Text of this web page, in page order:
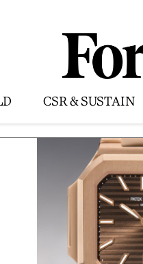
CSR & SUSTAIN